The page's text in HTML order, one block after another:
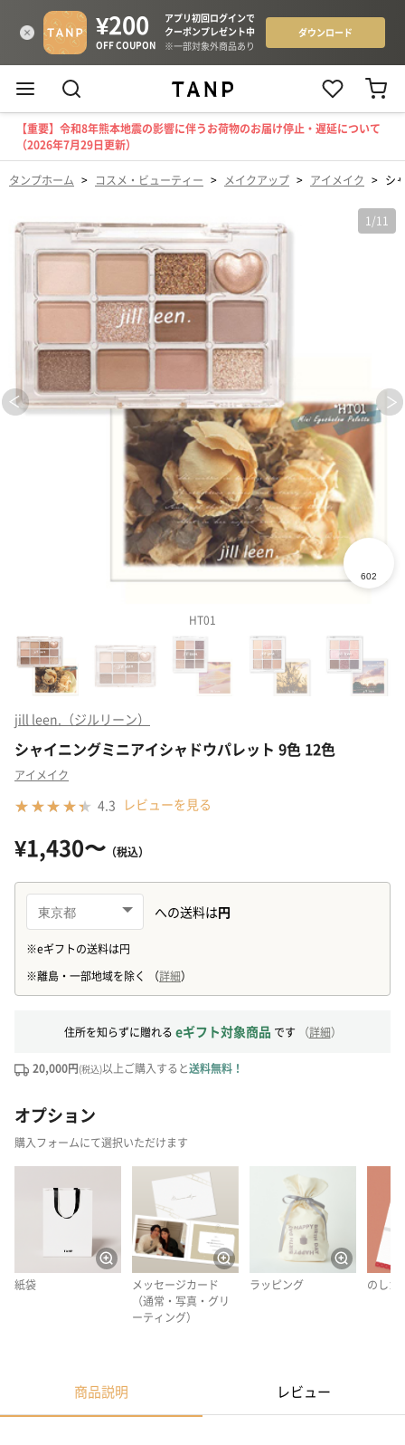
【重要】令和8年熊本地震の影響に伴うお荷物のお届け停止・遅延について
（2026年7月29日更新）
タンプホーム > コスメ・ビューティー > メイクアップ > アイメイク > シ
1 /11
HT01
jill leen.（ジルリーン）
シャイニングミニアイシャドウパレット 9色 12色
アイメイク
4.3 レビューを見る
¥1,430〜 （税込）
住所を知らずに贈れる eギフト対象商品 です （詳細）
20,000円(税込)以上ご購入すると送料無料！
オプション
購入フォームにて選択いただけます
紙袋
メッセージカード
（通常・写真・グリ
ーティング）
ラッピング のしカ
商品説明 レビュー